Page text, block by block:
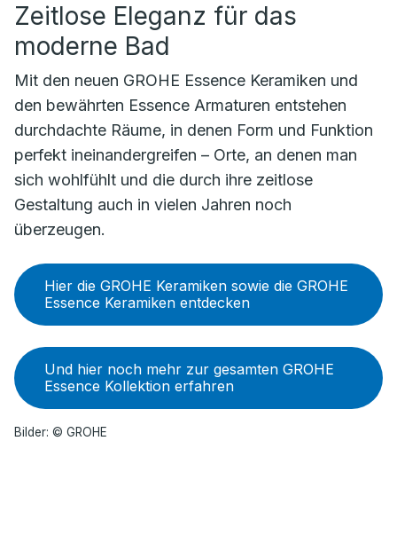
Zeitlose Eleganz für das
moderne Bad
Mit den neuen GROHE Essence Keramiken und
den bewährten Essence Armaturen entstehen
durchdachte Räume, in denen Form und Funktion
perfekt ineinandergreifen – Orte, an denen man
sich wohlfühlt und die durch ihre zeitlose
Gestaltung auch in vielen Jahren noch
überzeugen.
Hier die GROHE Keramiken sowie die GROHE
Essence Keramiken entdecken
Und hier noch mehr zur gesamten GROHE
Essence Kollektion erfahren
Bilder: © GROHE